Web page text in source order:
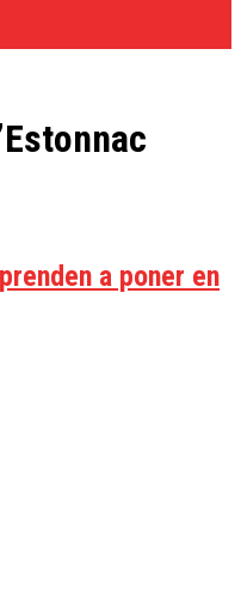
a poner en